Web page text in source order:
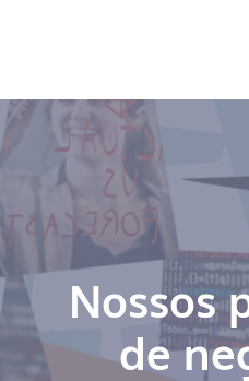
Nossos
de